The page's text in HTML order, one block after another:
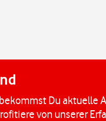
Du aktuelle
von unserer